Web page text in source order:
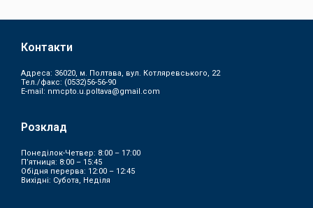
Контакти
Адреса: 36020, м. Полтава, вул. Котляревського, 22
Тел./факс: (0532)56-56-90
E-mail: nmcpto.u.poltava@gmail.com
Розклад
Понеділок-Четвер: 8:00 – 17:00
П’ятниця: 8:00 – 15:45
Обідня перерва: 12:00 – 12:45
Вихідні: Субота, Неділя